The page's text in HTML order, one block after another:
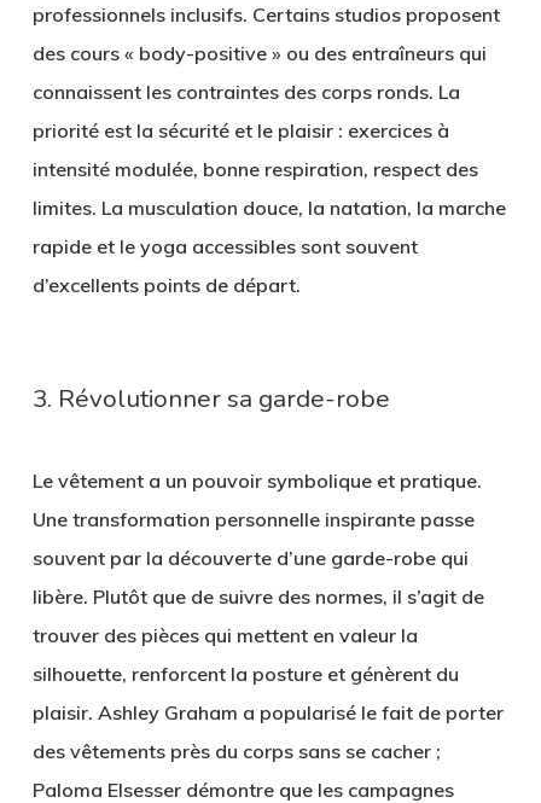
professionnels inclusifs. Certains studios proposent
des cours « body-positive » ou des entraîneurs qui
connaissent les contraintes des corps ronds. La
priorité est la sécurité et le plaisir : exercices à
intensité modulée, bonne respiration, respect des
limites. La musculation douce, la natation, la marche
rapide et le yoga accessibles sont souvent
d’excellents points de départ.
3. Révolutionner sa garde-robe
Le vêtement a un pouvoir symbolique et pratique.
Une transformation personnelle inspirante passe
souvent par la découverte d’une garde-robe qui
libère. Plutôt que de suivre des normes, il s’agit de
trouver des pièces qui mettent en valeur la
silhouette, renforcent la posture et génèrent du
plaisir. Ashley Graham a popularisé le fait de porter
des vêtements près du corps sans se cacher ;
Paloma Elsesser démontre que les campagnes